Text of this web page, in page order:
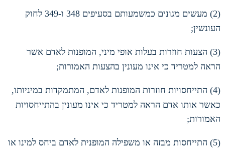
(2) מעשים מגונים כמשמעותם בסעיפים 348 ו-349
לחוק
העונשין;
(3) הצעות חוזרות בעלות אופי מיני, המופנות לאדם אשר
הראה למטריד כי אינו מעונין בהצעות האמורות;
(4) התייחסויות חוזרות המופנות לאדם, המתמקדות במיניותו,
כאשר אותו אדם הראה למטריד כי אינו מעונין בהתייחסויות
האמורות;
(5)
התייחסות מבזה או משפילה המופנית לאדם ביחס למינו או